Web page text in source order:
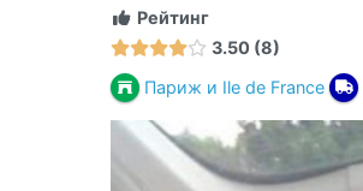
Рейтинг
3.50 8
Париж и Ile de France